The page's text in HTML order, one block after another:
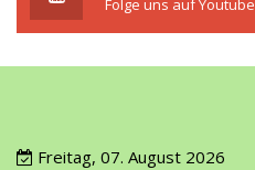
Freitag, 07. August 2026